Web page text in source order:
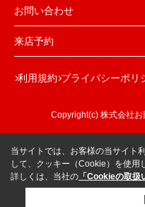
お問い合わせ
来店予約
利用規約 プライバシーポリ
Copyright(c) 株式会社
当サイトでは、お客様の当サイト
して、クッキー（Cookie）を使用
詳しくは、当社の 「Cookieの取扱